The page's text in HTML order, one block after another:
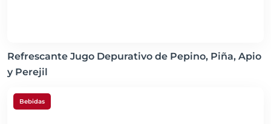
Refrescante Jugo Depurativo de Pepino, Piña, Apio
y Perejil
Bebidas